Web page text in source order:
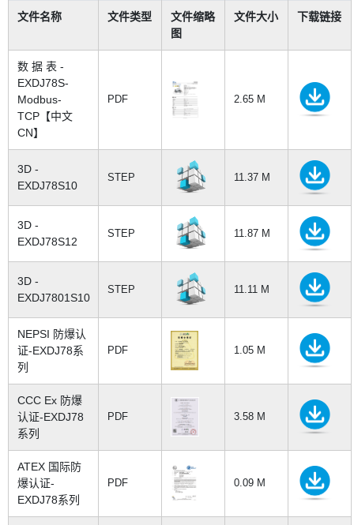
文件名称 文件类型
文件缩略
图
文件大小 下载链接
数 据 表 -
EXDJ78S-
Modbus-
TCP【中文
CN】
PDF 2.65 M
3D -
EXDJ78S10
STEP 11.37 M
3D -
EXDJ78S12
STEP 11.87 M
3D -
EXDJ7801S10
STEP 11.11 M
NEPSI 防爆认
证-EXDJ78系
列
PDF 1.05 M
CCC Ex 防爆
认证-EXDJ78
系列
PDF 3.58 M
ATEX 国际防
爆认证-
EXDJ78系列
PDF 0.09 M